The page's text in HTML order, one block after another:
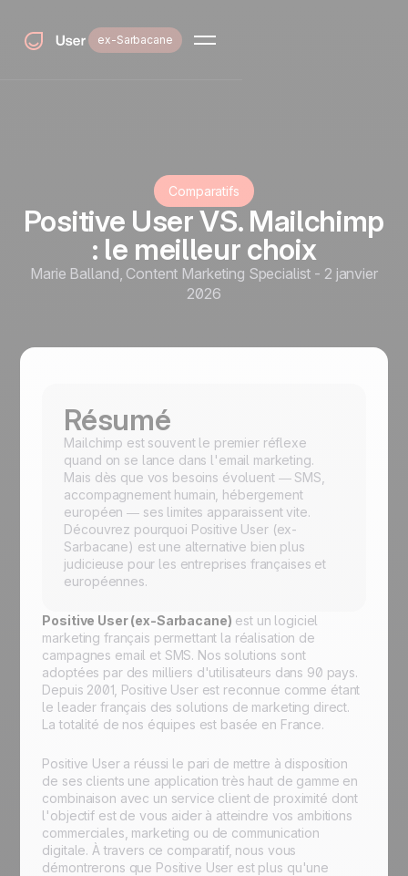
ex-Sarbacane
Comparatifs
Positive User VS. Mailchimp
: le meilleur choix
Marie Balland, Content Marketing Specialist - 2 janvier
2026
Résumé
Mailchimp est souvent le premier réflexe
quand on se lance dans l'email marketing.
Mais dès que vos besoins évoluent — SMS,
accompagnement humain, hébergement
européen — ses limites apparaissent vite.
Découvrez pourquoi Positive User (ex-
Sarbacane) est une alternative bien plus
judicieuse pour les entreprises françaises et
européennes.
Positive User (ex-Sarbacane) est un logiciel
marketing français permettant la réalisation de
campagnes email et SMS. Nos solutions sont
adoptées par des milliers d'utilisateurs dans 90 pays.
Depuis 2001, Positive User est reconnue comme étant
le leader français des solutions de marketing direct.
La totalité de nos équipes est basée en France.
Positive User a réussi le pari de mettre à disposition
de ses clients une application très haut de gamme en
combinaison avec un service client de proximité dont
l'objectif est de vous aider à atteindre vos ambitions
commerciales, marketing ou de communication
digitale. À travers ce comparatif, nous vous
démontrerons que Positive User est plus qu'une